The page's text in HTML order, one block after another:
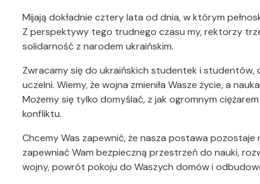
Mijają dokładnie cztery lata od dnia, w którym
Z perspektywy tego trudnego czasu my, rektorzy
solidarność z narodem ukraińskim.
Zwracamy się do ukraińskich studentek i
uczelni. Wiemy, że wojna zmieniła Wasze życie, a
Możemy się tylko domyślać, z jak ogromnym
konfliktu.
Chcemy Was zapewnić, że nasza postawa
zapewniać Wam bezpieczną przestrzeń do nauki,
wojny, powrót pokoju do Waszych domów i